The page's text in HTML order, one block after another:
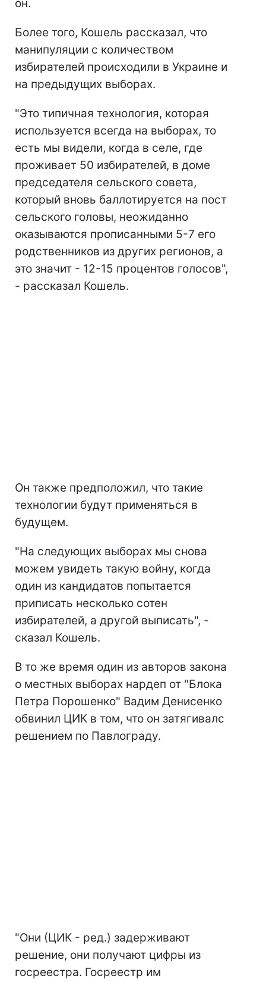
он.
Более того, Кошель рассказал, что
манипуляции с количеством
избирателей происходили в Украине и
на предыдущих выборах.
"Это типичная технология, которая
используется всегда на выборах, то
есть мы видели, когда в селе, где
проживает 50 избирателей, в доме
председателя сельского совета,
который вновь баллотируется на пост
сельского головы, неожиданно
оказываются прописанными 5-7 его
родственников из других регионов, а
это значит - 12-15 процентов голосов",
- рассказал Кошель.
Он также предположил, что такие
технологии будут применяться в
будущем.
"На следующих выборах мы снова
можем увидеть такую войну, когда
один из кандидатов попытается
приписать несколько сотен
избирателей, а другой выписать", -
сказал Кошель.
В то же время один из авторов закона
о местных выборах нардеп от "Блока
Петра Порошенко" Вадим Денисенко
обвинил ЦИК в том, что он затягивалс
решением по Павлограду.
"Они (ЦИК - ред.) задерживают
решение, они получают цифры из
госреестра. Госреестр им